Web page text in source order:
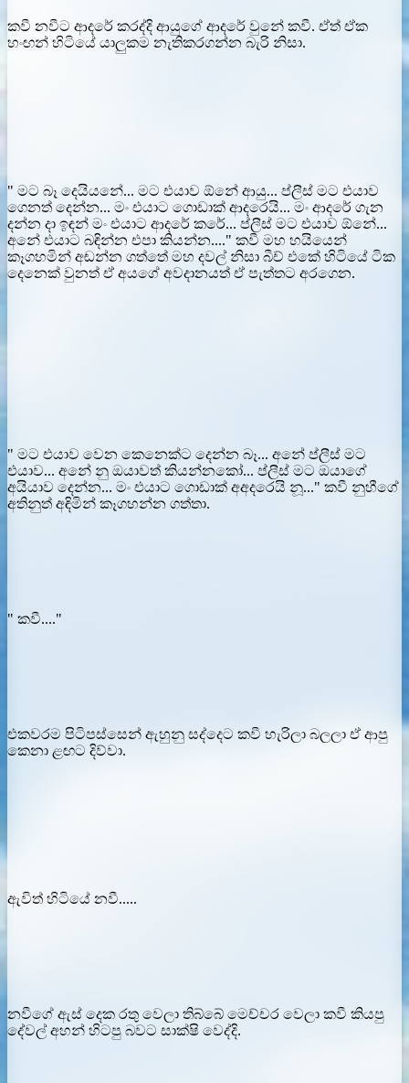
කවී නවීට ආදරේ කරද්දි ආයුගේ ආදරේ වුනේ කවී. ඒත් ඒක
හංඟන් හිටියේ යාලුකම නැතිකරගන්න බැරි නිසා.
" මට බෑ දෙයියනේ... මට එයාව ඕනේ ආයු... ප්ලීස් මට එයාව
ගෙනත් දෙන්න... මං එයාට ගොඩාක් ආදරෙයි... මං ආදරේ ගැන
දන්න දා ඉඳන් මං එයාට ආදරේ කරේ... ප්ලීස් මට එයාව ඕනේ...
අනේ එයාට බඳින්න එපා කියන්න...." කවී මහ හයියෙන්
කෑගහමින් අඬන්න ගත්තේ මහ දවල් නිසා බීච් එකේ හිටියේ ටික
දෙනෙක් වුනත් ඒ අයගේ අවදානයත් ඒ පැත්තට අරගෙන.
" මට එයාව වෙන කෙනෙක්ට දෙන්න බෑ... අනේ ප්ලීස් මට
එයාව... අනේ නු ඔයාවත් කියන්නකෝ... ප්ලීස් මට ඔයාගේ
අයියාව දෙන්න... මං එයාට ගොඩාක් අඅදරෙයි නූ..." කවී නුහීගේ
අතිනුත් අඳිමින් කෑගහන්න ගත්තා.
" කවී...."
එකවරම පිටිපස්සෙන් ඇහුනු සද්දෙට කවී හැරිලා බලලා ඒ ආපු
කෙනා ළඟට දිව්වා.
ඇවිත් හිටියේ නවී.....
නවීගේ ඇස් දෙක රතු වෙලා තිබ්බේ මෙච්චර වෙලා කවී කියපු
දේවල් අහන් හිටපු බවට සාක්ෂි වෙද්දි.